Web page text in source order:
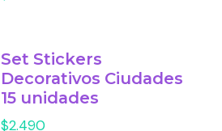
Set Stickers
Decorativos Ciudades
15 unidades
$2.490